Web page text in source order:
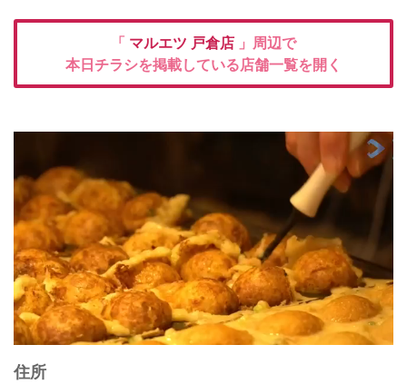
「 マルエツ 戸倉店 」周辺で
本日チラシを掲載している店舗一覧を開く
住所